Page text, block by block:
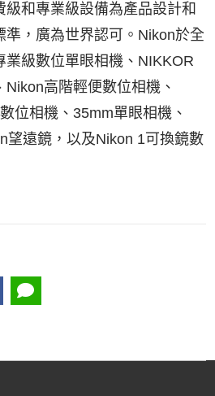
和專業級設備為產品設計和
準，廣為世界認可。Nikon於全
業級數位單眼相機、NIKKOR
高階輕便數位相機、
位相機、35mm單眼相機、
望遠鏡，以及Nikon 1可換鏡數